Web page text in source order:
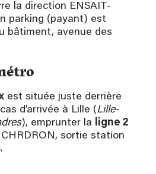
la direction ENSAIT-
parking (payant) est
bâtiment, avenue des
est située juste derrière
d’arrivée à Lille (Lille-
), emprunter la ligne 2
sortie station